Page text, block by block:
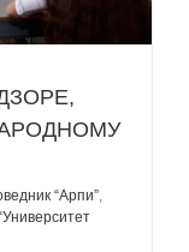
“Арпи”,